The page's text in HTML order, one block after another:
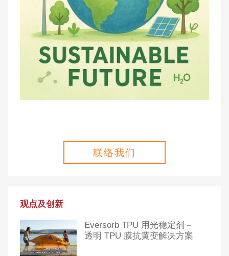
联络我们
观点及创新
Eversorb TPU 用光稳定剂－
透明 TPU 膜抗黄变解决方案